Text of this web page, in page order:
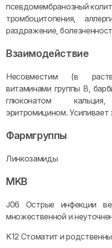
псевдомембранозный
тромбоцитопения,
раздражение,
Взаимодействие
Несовместим (в
витаминами группы B,
глюконатом
эритромицином. Усиливает
Фармгруппы
Линкозамиды
MKB
J06 Острые инфекции
множественной и
K12 Стоматит и